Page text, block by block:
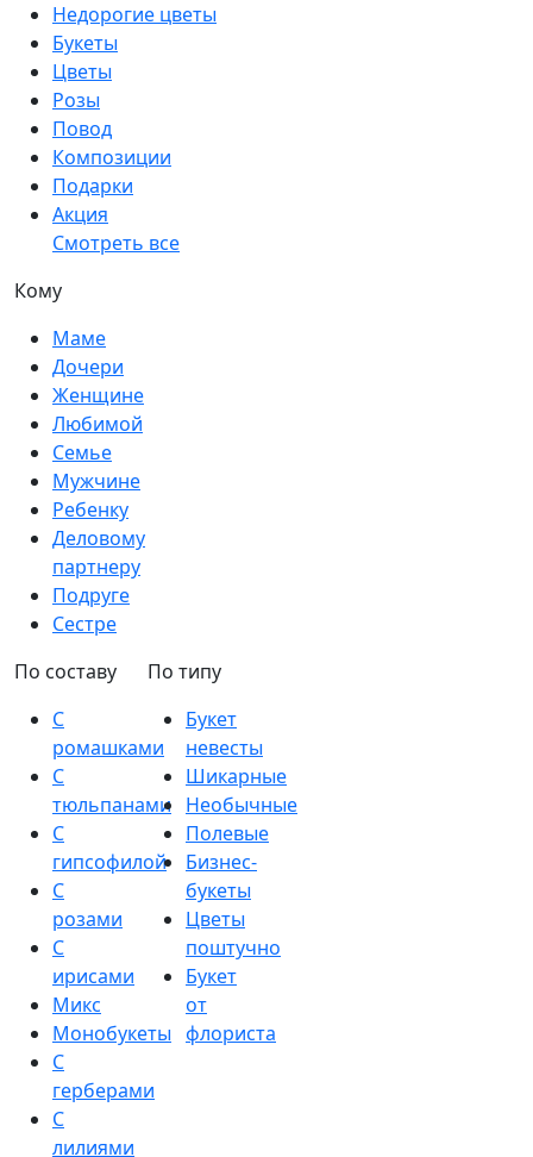
Недорогие цветы
Букеты
Цветы
Розы
Повод
Композиции
Подарки
Акция
Смотреть все
Кому
Маме
Дочери
Женщине
Любимой
Семье
Мужчине
Ребенку
Деловому
партнеру
Подруге
Сестре
По составу
С
ромашками
С
тюльпанами
С
гипсофилой
С
розами
С
ирисами
Микс
Монобукеты
С
герберами
С
лилиями
По типу
Букет
невесты
Шикарные
Необычные
Полевые
Бизнес-
букеты
Цветы
поштучно
Букет
от
флориста